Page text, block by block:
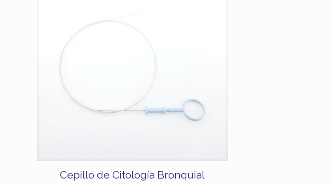
Cepillo de Citología Bronquial